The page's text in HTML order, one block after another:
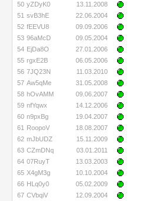
50 yZDyK0
13.11.2008
51 svB3hE
22.06.2004
52 fEEVU8
09.09.2006
53 96aMcD
09.05.2004
54 EjDa8O
27.01.2006
55 rgxE2B
06.05.2006
56 7JQ23N
11.03.2010
57 Aw5qMe
31.05.2008
58 hOvAMM
09.06.2007
59 nfYqwx
14.12.2006
60 n9pxBg
19.04.2007
61 RoopoV
18.08.2007
62 mJbUDZ
15.11.2009
63 CZmDNq
03.01.2011
64 07RuyT
13.03.2003
65 X4gM3g
10.10.2004
66 HLq0y0
05.02.2009
67 CVbqiV
12.09.2004